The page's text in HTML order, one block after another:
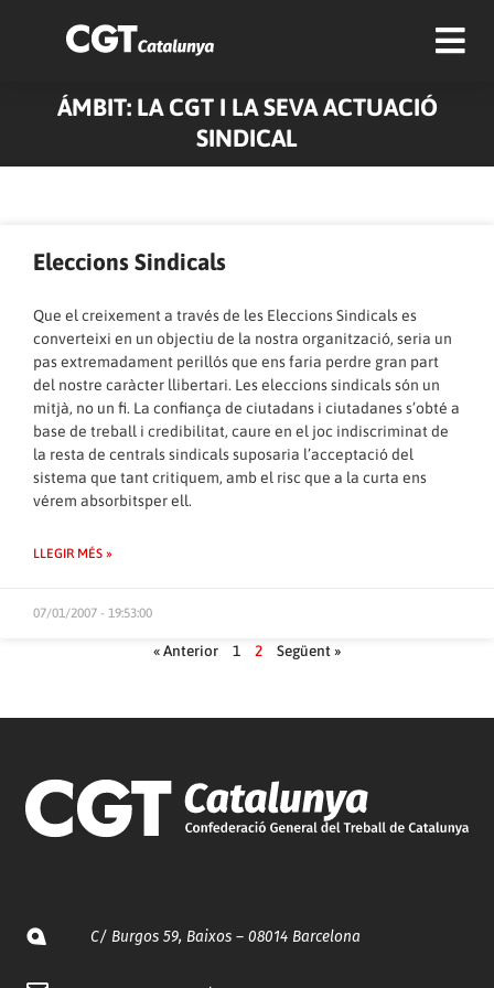
ÁMBIT: LA CGT I LA SEVA ACTUACIÓ
SINDICAL
Eleccions Sindicals
Que el creixement a través de les Eleccions Sindicals es
converteixi en un objectiu de la nostra organització, seria un
pas extremadament perillós que ens faria perdre gran part
del nostre caràcter llibertari. Les eleccions sindicals són un
mitjà, no un fi. La confiança de ciutadans i ciutadanes s’obté a
base de treball i credibilitat, caure en el joc indiscriminat de
la resta de centrals sindicals suposaria l’acceptació del
sistema que tant critiquem, amb el risc que a la curta ens
vérem absorbitsper ell.
LLEGIR MÉS »
07/01/2007 - 19:53:00
« Anterior 1 2 Següent »
C/ Burgos 59, Baixos – 08014 Barcelona